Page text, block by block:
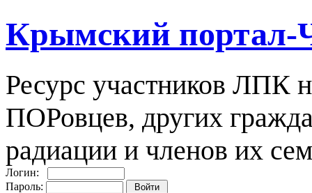
Крымский портал-
Ресурс участников ЛПК
ПОРовцев, других
радиации и членов их
Логин:
Пароль: